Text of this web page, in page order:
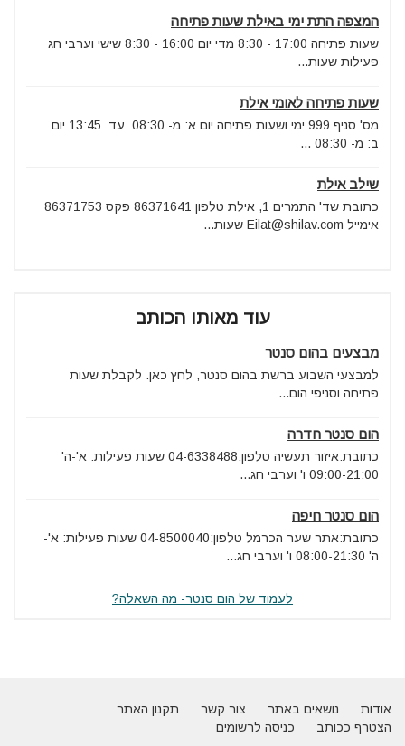
המצפה התת ימי באילת שעות פתיחה
שעות פתיחה 17:00 - 8:30 מדי יום 16:00 - 8:30 שישי וערבי חג
פעילות שעות...
שעות פתיחה לאומי אילת
מס' סניף 999 ימי ושעות פתיחה יום א: מ- 08:30 עד 13:45 יום
ב: מ- 08:30 ...
שילב אילת
כתובת שד' התמרים 1, אילת טלפון 86371641 פקס 86371753
אימייל Eilat@shilav.com שעות...
עוד מאותו הכותב
מבצעים בהום סנטר
למבצעי השבוע ברשת בהום סנטר, לחץ כאן. לקבלת שעות
פתיחה וסניפי הום...
הום סנטר חדרה
כתובת:איזור תעשיה טלפון:04-6338488 שעות פעילות: א'-ה'
09:00-21:00 ו' וערבי חג...
הום סנטר חיפה
כתובת:אתר שער הכרמל טלפון:04-8500040 שעות פעילות: א'-
ה' 08:00-21:30 ו' וערבי חג...
לעמוד של הום סנטר- מה השאלה?
אודות נושאים באתר צור קשר
תקנון האתר
הצטרף ככותב
כניסה לרשומים